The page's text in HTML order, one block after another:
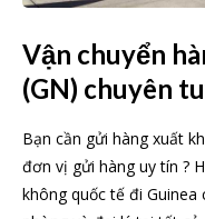
Vận chuyển
(GN) chuyên
Bạn cần gửi hàng xuất
đơn vị gửi hàng uy tín ?
không quốc tế đi Guinea